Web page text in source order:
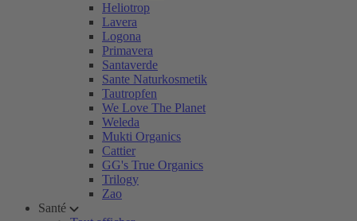
Heliotrop
Lavera
Logona
Primavera
Santaverde
Sante Naturkosmetik
Tautropfen
We Love The Planet
Weleda
Mukti Organics
Cattier
GG's True Organics
Trilogy
Zao
Santé